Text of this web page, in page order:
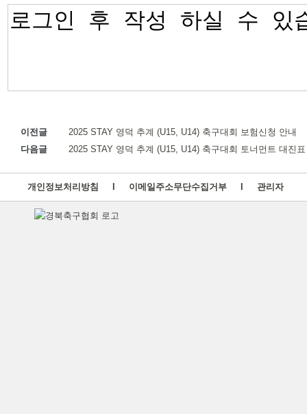
이전글
2025 STAY 영덕 추계 (U15, U14) 축구대회 보험신청 안내
다음글
2025 STAY 영덕 추계 (U15, U14) 축구대회 토너먼트 대진
개인정보처리방침 이메일주소무단수집거부 관리자